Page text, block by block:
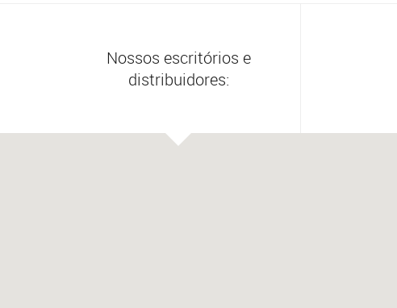
Nossos escritórios e
distribuidores: